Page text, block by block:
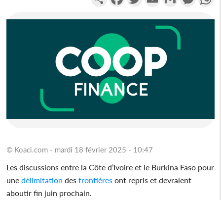
© Koaci.com - mardi 18 février 2025 - 10:47
Les discussions entre la Côte d’Ivoire et le Burkina Faso pour
unedélimitation desfrontières ont repris et devraient
aboutir fin juin prochain.